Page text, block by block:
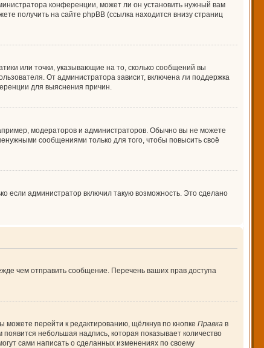
конференции, может ли он установить нужный вам
получить на сайте phpBB (ссылка находится внизу страниц
или точки, указывающие на то, сколько сообщений вы
От администратора зависит, включена ли поддержка
для выяснения причин.
модераторов и администраторов. Обычно вы не можете
сообщениями только для того, чтобы повысить своё
если администратор включил такую возможность. Это сделано
чем отправить сообщение. Перечень ваших прав доступа
перейти к редактированию, щёлкнув по кнопке Правкав
небольшая надпись, которая показывает количество
сами написать о сделанных изменениях по своему